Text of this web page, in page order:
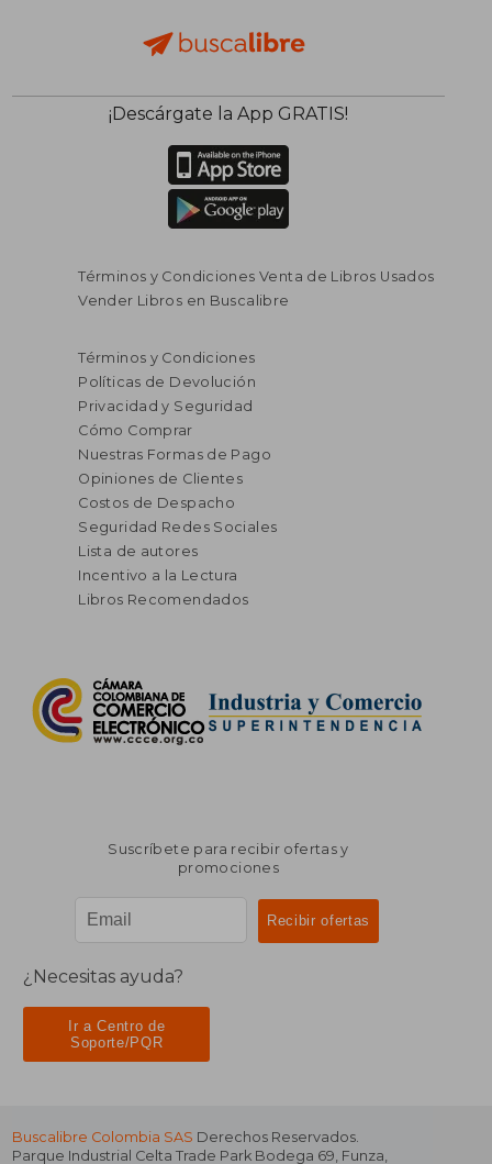
¡Descárgate la App GRATIS!
Términos y Condiciones Venta de Libros Usados
Vender Libros en Buscalibre
Términos y Condiciones
Políticas de Devolución
Privacidad y Seguridad
Cómo Comprar
Nuestras Formas de Pago
Opiniones de Clientes
Costos de Despacho
Seguridad Redes Sociales
Lista de autores
Incentivo a la Lectura
Libros Recomendados
Suscríbete para recibir ofertas y
promociones
¿Necesitas ayuda?
Ir a Centro de
Soporte/PQR
Buscalibre Colombia SAS Derechos Reservados.
Parque Industrial Celta Trade Park Bodega 69, Funza,